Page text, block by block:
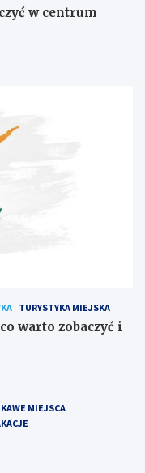
w centrum
TURYSTYKA MIEJSKA
warto zobaczyć i
MIEJSCA